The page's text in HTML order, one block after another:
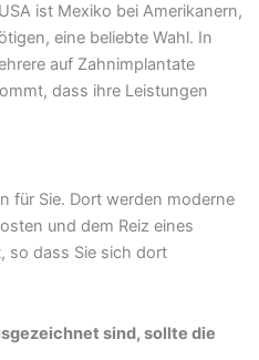
ist Mexiko bei Amerikanern,
eine beliebte Wahl. In
auf Zahnimplantate
dass ihre Leistungen
für Sie. Dort werden moderne
und dem Reiz eines
so dass Sie sich dort
sind, sollte die